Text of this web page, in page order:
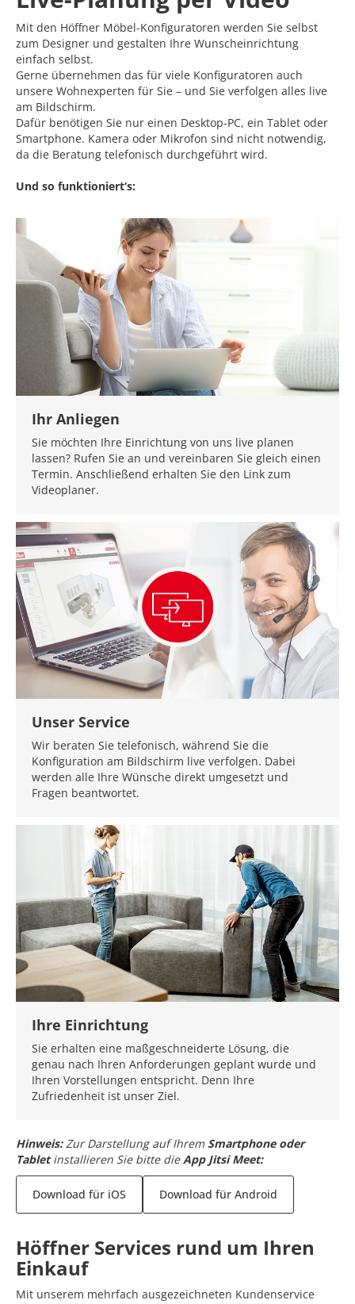
Mit den Höffner Möbel-Konfiguratoren werden Sie selbst
zum Designer und gestalten Ihre Wunscheinrichtung
einfach selbst.
Gerne übernehmen das für viele Konfiguratoren auch
unsere Wohnexperten für Sie – und Sie verfolgen alles live
am Bildschirm.
Dafür benötigen Sie nur einen Desktop-PC, ein Tablet oder
Smartphone. Kamera oder Mikrofon sind nicht notwendig,
da die Beratung telefonisch durchgeführt wird.
Und so funktioniert‘s:
Ihr Anliegen
Sie möchten Ihre Einrichtung von uns live planen
lassen? Rufen Sie an und vereinbaren Sie gleich einen
Termin. Anschließend erhalten Sie den Link zum
Videoplaner.
Unser Service
Wir beraten Sie telefonisch, während Sie die
Konfiguration am Bildschirm live verfolgen. Dabei
werden alle Ihre Wünsche direkt umgesetzt und
Fragen beantwortet.
Ihre Einrichtung
Sie erhalten eine maßgeschneiderte Lösung, die
genau nach Ihren Anforderungen geplant wurde und
Ihren Vorstellungen entspricht. Denn Ihre
Zufriedenheit ist unser Ziel.
Hinweis: Zur Darstellung auf Ihrem Smartphone oder
Tabletinstallieren Sie bitte dieApp Jitsi Meet:
Download für iOS Download für Android
Höffner Services rund um Ihren
Einkauf
Mit unserem mehrfach ausgezeichneten Kundenservice